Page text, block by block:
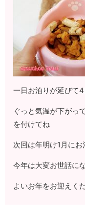
一日お泊りが延びて
ぐっと気温が下がっ
を付けてね
次回は年明け1月に
今年は大変お世話に
よいお年をお迎えく